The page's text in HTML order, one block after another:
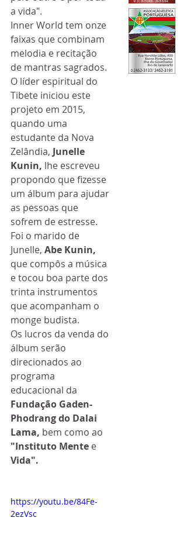
a vida".
Inner World tem onze
faixas que combinam
melodia e recitação
de mantras sagrados.
O líder espiritual do
Tibete iniciou este
projeto em 2015,
quando uma
estudante da Nova
Zelândia, Junelle
Kunin, lhe escreveu
propondo que fizesse
um álbum para ajudar
as pessoas que
sofrem de estresse.
Foi o marido de
Junelle, Abe Kunin,
que compôs a música
e tocou boa parte dos
trinta instrumentos
que acompanham o
monge budista.
Os lucros da venda do
álbum serão
direcionados ao
programa
educacional da
Fundação Gaden-
Phodrang do Dalai
Lama, bem como ao
"Instituto Mente e
Vida".
https://youtu.be/84Fe-
2ezVsc